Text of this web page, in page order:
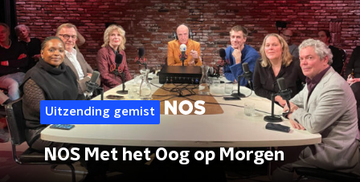
Uitzending gemist
NOS Met het Oog op Morgen